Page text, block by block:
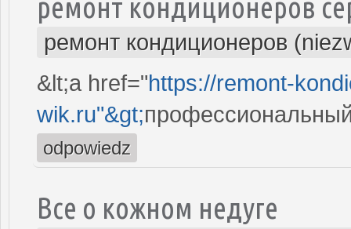
ремонт кондиционеров
&lt;a href="https://remont-
wik.ru"&gt;
odpowiedz
Все о кожном недуге